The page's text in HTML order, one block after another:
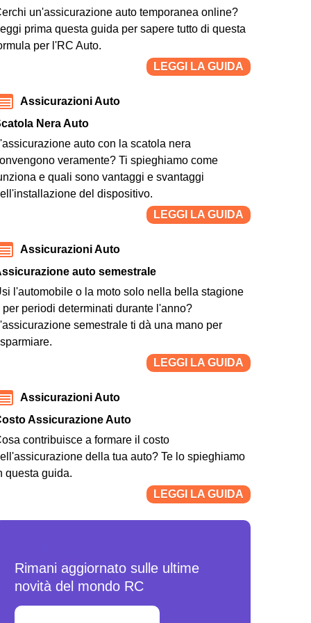
un'assicurazione auto temporanea online?
prima questa guida per sapere tutto di questa
per l'RC Auto.
LEGGI LA GUIDA
Assicurazioni Auto
Nera Auto
auto con la scatola nera
veramente? Ti spieghiamo come
e quali sono vantaggi e svantaggi
del dispositivo.
LEGGI LA GUIDA
Assicurazioni Auto
auto semestrale
l'automobile o la moto solo nella bella stagione
per periodi determinati durante l'anno?
semestrale ti dà una mano per
LEGGI LA GUIDA
Assicurazioni Auto
Assicurazione Auto
contribuisce a formare il costo
della tua auto? Te lo spieghiamo
questa guida.
LEGGI LA GUIDA
Rimani aggiornato sulle ultime
novità del mondo RC